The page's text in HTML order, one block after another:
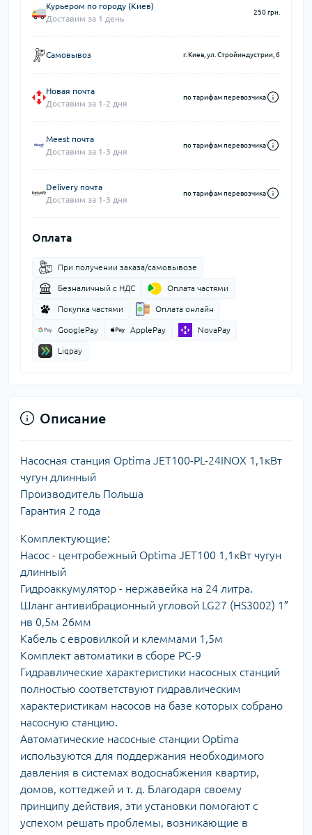
Курьером по городу (Киев)
Доставим за 1 день
250 грн.
Самовывоз г. Киев, ул. Стройиндустрии, 6
Новая почта
Доставим за 1-2 дня
по тарифам перевозчика
Meest почта
Доставим за 1-3 дня
по тарифам перевозчика
Delivery почта
Доставим за 1-3 дня
по тарифам перевозчика
Оплата
При получении заказа/самовывозе
Безналичный с НДС Оплата частями
Покупка частями Оплата онлайн
GooglePay ApplePay NovaPay
Liqpay
Описание
Насосная станция Optima JET100-PL-24INOX 1,1кВт
чугун длинный
Производитель Польша
Гарантия 2 года
Комплектующие:
Насос - центробежный Optima JET100 1,1кВт чугун
длинный
Гидроаккумулятор - нержавейка на 24 литра.
Шланг антивибрационный угловой LG27 (HS3002) 1″
нв 0,5м 26мм
Кабель с евровилкой и клеммами 1,5м
Комплект автоматики в сборе PC-9
Гидравлические характеристики насосных станций
полностью соответствуют гидравлическим
характеристикам насосов на базе которых собрано
насосную станцию.
Автоматические насосные станции Optima
используются для поддержания необходимого
давления в системах водоснабжения квартир,
домов, коттеджей и т. д. Благодаря своему
принципу действия, эти установки помогают с
успехом решать проблемы, возникающие в